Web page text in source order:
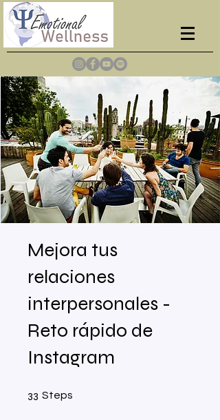
Mejora tus
relaciones
interpersonales -
Reto rápido de
Instagram
33 Steps